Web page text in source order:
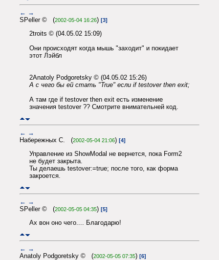
← →
SPeller © (2002-05-04 16:26) [3]
2troits © (04.05.02 15:09)
Они происходят когда мышь "заходит" и покидает
этот Лэйбл
2Anatoly Podgoretsky © (04.05.02 15:26)
А с чего бы ей стать "True" если if testover then exit;
А там где if testover then exit есть изменение
значения testover ?? Смотрите внимательней код.
← →
Набережных С. (2002-05-04 21:06) [4]
Управление из ShowModal не вернется, пока Form2
не будет закрыта.
Ты делаешь testover:=true; после того, как форма
закроется.
← →
SPeller © (2002-05-05 04:35) [5]
Ах вон оно чего.... Благодарю!
← →
Anatoly Podgoretsky © (2002-05-05 07:35) [6]